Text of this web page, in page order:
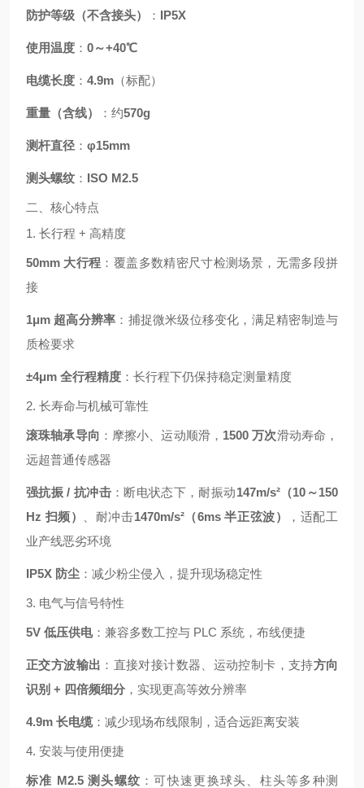
防护等级（不含接头） ： IP5X
使用温度 ： 0～+40℃
电缆长度 ： 4.9m （标配）
重量（含线） ：约570g
测杆直径 ： φ15mm
测头螺纹 ： ISO M2.5
二、核心特点
1. 长行程 + 高精度
50mm 大行程 ：覆盖多数精密尺寸检测场景，无需多段拼
接
1μm 超高分辨率 ：捕捉微米级位移变化，满足精密制造与
质检要求
±4μm 全行程精度 ：长行程下仍保持稳定测量精度
2. 长寿命与机械可靠性
滚珠轴承导向 ：摩擦小、运动顺滑， 1500 万次滑动寿命，
远超普通传感器
强抗振 / 抗冲击：断电状态下，耐振动147m/s²（10～150
Hz 扫频）
、耐冲击1470m/s²（6ms 半正弦波）
，适配工
业产线恶劣环境
IP5X 防尘 ：减少粉尘侵入，提升现场稳定性
3. 电气与信号特性
5V 低压供电：兼容多数工控与 PLC 系统，布线便捷
正交方波输出 ：直接对接计数器、运动控制卡，支持方向
识别 + 四倍频细分 ，实现更高等效分辨率
4.9m 长电缆：减少现场布线限制，适合远距离安装
4. 安装与使用便捷
标准 M2.5 测头螺纹 ：可快速更换球头、柱头等多种测